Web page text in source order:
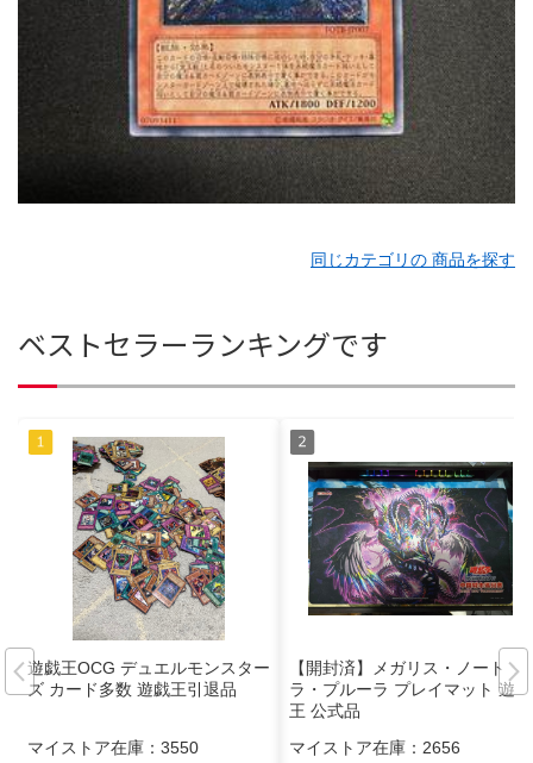
同じカテゴリの 商品を探す
ベストセラーランキングです
遊戯王OCG デュエルモンスター
ズ カード多数 遊戯王引退品
マイストア在庫： 3550
【開封済】メガリス・ノート
ラ・プルーラ プレイマット 遊戯
王 公式品
マイストア在庫： 2656